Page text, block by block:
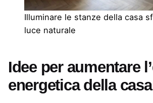
Illuminare le stanze della casa
luce naturale
Idee per aumentare
energetica della casa